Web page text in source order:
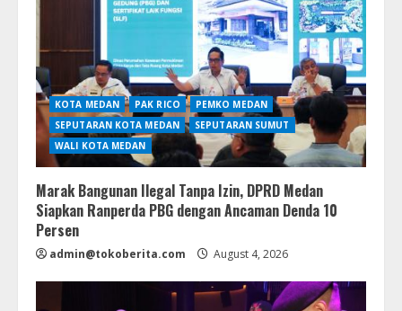
KOTA MEDAN PAK RICO
PEMKO MEDAN
SEPUTARAN KOTA MEDAN
SEPUTARAN SUMUT
WALI KOTA MEDAN
Marak Bangunan Ilegal Tanpa Izin, DPRD Medan
Siapkan Ranperda PBG dengan Ancaman Denda 10
Persen
admin@tokoberita.com August 4, 2026